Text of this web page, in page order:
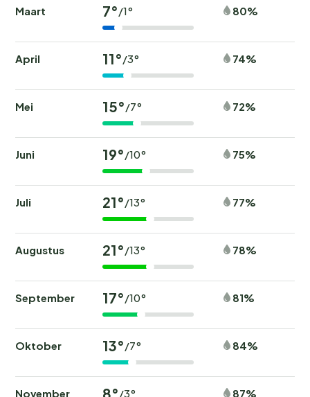
Maart 7°/1° 80%
April 11°/3° 74%
Mei 15°/7° 72%
Juni 19°/10° 75%
Juli 21°/13° 77%
Augustus 21°/13° 78%
September 17°/10° 81%
Oktober 13°/7° 84%
November 8°/3° 87%